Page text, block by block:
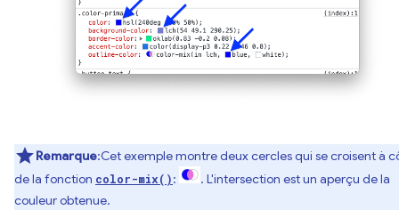
Remarque:Cet exemple montre deux cercles qui se croisent à
de la fonction color-mix():
. L'intersection est un aperçu de la
couleur obtenue.